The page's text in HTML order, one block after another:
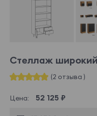
Стеллаж
(2 отзыва )
Цена: 52 125 ₽